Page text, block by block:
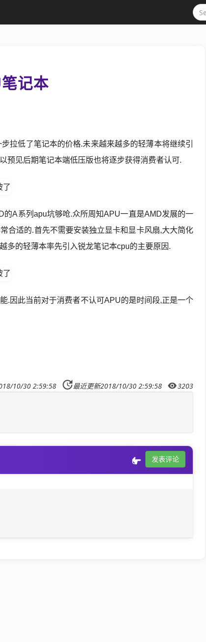
记本
拉低了笔记本的价格.未来越来越多的轻薄本将继续引
预见后期笔记本端低压版也将逐步获得消费者认可.
的A系列apu坑够呛.众所周知APU一直是AMD发展的一
合适的.首先不需要安装独立显卡和显卡风扇,大大简化
多的轻薄本率先引入锐龙笔记本cpu的主要原因.
.因此当前对于消费者不认可APU的是时间段,正是一个
10/30 2:59:58 最近更新2018/10/30 2:59:58 3203
发表评论